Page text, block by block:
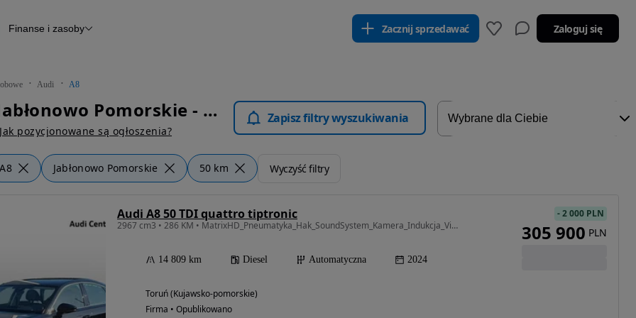
Raport z inspekcji
Otomoto News
Finanse i zasoby Zacznij sprzedawać Zaloguj się
Audi A8
Audi A8 Jabłonowo Pomorskie - Samochody Osobowe
Jak pozycjonowane są ogłoszenia?
Zapisz filtry wyszukiwania
A8 Jabłonowo Pomorskie 50 km Wyczyść filtry
Audi A8 50 TDI quattro tiptronic
2967 cm3 • 286 KM • MatrixHD_Pneumatyka_Hak_SoundSystem_Kamera_Indukcja_Virtual_CarPlay_FV
14 809 km Diesel Automatyczna 2024
Toruń (Kujawsko-pomorskie)
Firma • Opublikowano
-2 000 PLN
305 900 PLN